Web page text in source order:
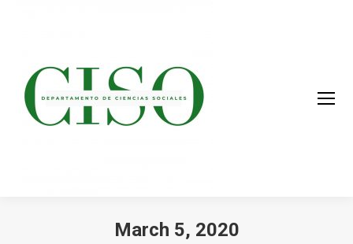
March 5, 2020